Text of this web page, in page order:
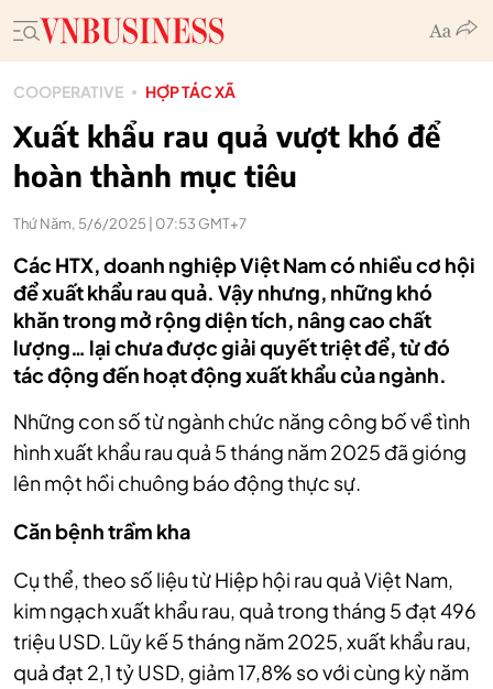
COOPERATIVE HỢP TÁC XÃ
Xuất khẩu rau quả vượt khó để
hoàn thành mục tiêu
Thứ Năm, 5/6/2025 | 07:53 GMT+7
Các HTX, doanh nghiệp Việt Nam có nhiều cơ hội
để xuất khẩu rau quả. Vậy nhưng, những khó
khăn trong mở rộng diện tích, nâng cao chất
lượng… lại chưa được giải quyết triệt để, từ đó
tác động đến hoạt động xuất khẩu của ngành.
Những con số từ ngành chức năng công bố về tình
hình xuất khẩu rau quả 5 tháng năm 2025 đã gióng
lên một hồi chuông báo động thực sự.
Căn bệnh trầm kha
Cụ thể, theo số liệu từ Hiệp hội rau quả Việt Nam,
kim ngạch xuất khẩu rau, quả trong tháng 5 đạt 496
triệu USD. Lũy kế 5 tháng năm 2025, xuất khẩu rau,
quả đạt 2,1 tỷ USD, giảm 17,8% so với cùng kỳ năm